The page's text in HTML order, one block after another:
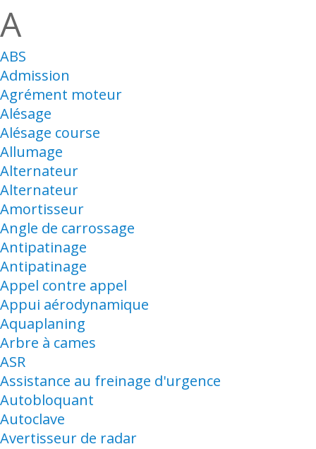
A
ABS
Admission
Agrément moteur
Alésage
Alésage course
Allumage
Alternateur
Alternateur
Amortisseur
Angle de carrossage
Antipatinage
Antipatinage
Appel contre appel
Appui aérodynamique
Aquaplaning
Arbre à cames
ASR
Assistance au freinage d'urgence
Autobloquant
Autoclave
Avertisseur de radar